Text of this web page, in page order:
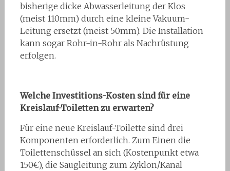
bisherige dicke Abwasserleitung der Klos
(meist 110mm) durch eine kleine Vakuum-
Leitung ersetzt (meist 50mm). Die Installation
kann sogar Rohr-in-Rohr als Nachrüstung
erfolgen.
Welche Investitions-Kosten sind für eine
Kreislauf-Toiletten zu erwarten?
Für eine neue Kreislauf-Toilette sind drei
Komponenten erforderlich. Zum Einen die
Toilettenschüssel an sich (Kostenpunkt etwa
150€), die Saugleitung zum Zyklon/Kanal